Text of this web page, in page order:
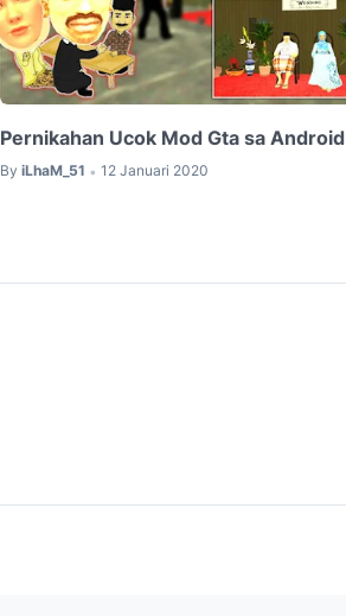
Pernikahan Ucok Mod Gta sa Android
By iLhaM_51 • 12 Januari 2020